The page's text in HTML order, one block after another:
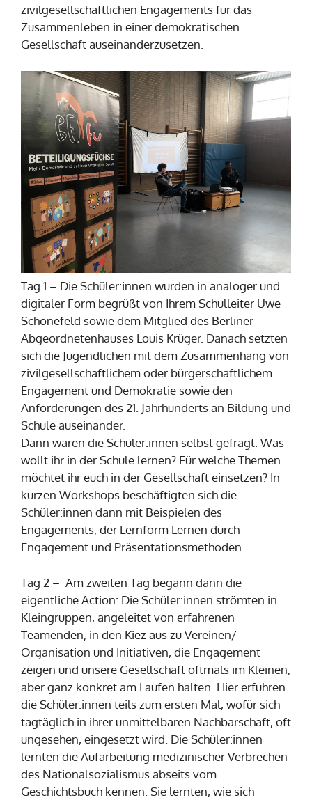
zivilgesellschaftlichen Engagements für das
Zusammenleben in einer demokratischen
Gesellschaft auseinanderzusetzen.
Tag 1 – Die Schüler:innen wurden in analoger und
digitaler Form begrüßt von Ihrem Schulleiter Uwe
Schönefeld sowie dem Mitglied des Berliner
Abgeordnetenhauses Louis Krüger. Danach setzten
sich die Jugendlichen mit dem Zusammenhang von
zivilgesellschaftlichem oder bürgerschaftlichem
Engagement und Demokratie sowie den
Anforderungen des 21. Jahrhunderts an Bildung und
Schule auseinander.
Dann waren die Schüler:innen selbst gefragt: Was
wollt ihr in der Schule lernen? Für welche Themen
möchtet ihr euch in der Gesellschaft einsetzen? In
kurzen Workshops beschäftigten sich die
Schüler:innen dann mit Beispielen des
Engagements, der Lernform Lernen durch
Engagement und Präsentationsmethoden.
Tag 2 – Am zweiten Tag begann dann die
eigentliche Action: Die Schüler:innen strömten in
Kleingruppen, angeleitet von erfahrenen
Teamenden, in den Kiez aus zu Vereinen/
Organisation und Initiativen, die Engagement
zeigen und unsere Gesellschaft oftmals im Kleinen,
aber ganz konkret am Laufen halten. Hier erfuhren
die Schüler:innen teils zum ersten Mal, wofür sich
tagtäglich in ihrer unmittelbaren Nachbarschaft, oft
ungesehen, eingesetzt wird. Die Schüler:innen
lernten die Aufarbeitung medizinischer Verbrechen
des Nationalsozialismus abseits vom
Geschichtsbuch kennen. Sie lernten, wie sich